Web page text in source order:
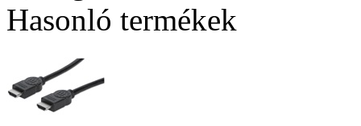
Hasonló termékek